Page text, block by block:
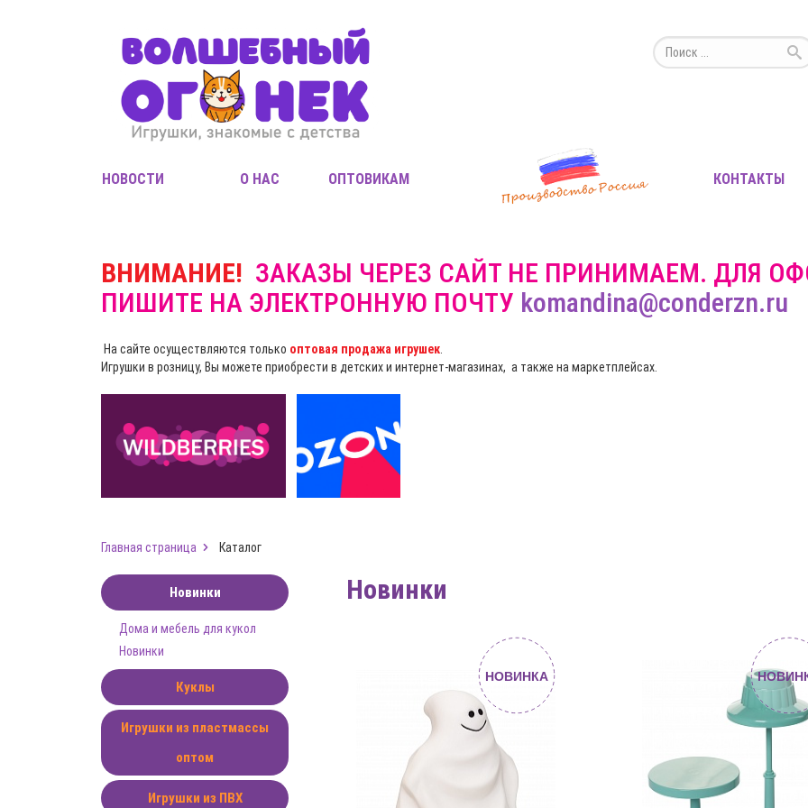
НОВОСТИ О НАС ОПТОВИКАМ КОНТАКТЫ
ВНИМАНИЕ! ЗАКАЗЫ ЧЕРЕЗ САЙТ НЕ ПРИНИМАЕМ. ДЛЯ
ПИШИТЕ НА ЭЛЕКТРОННУЮ ПОЧТУ komandina@conderzn.ru
На сайте осуществляются только оптовая продажа игрушек
Игрушки в розницу, Вы можете приобрести в детских и интернет-магазинах, а также на маркетплейсах.
Главная страница Каталог
Новинки
Дома и мебель для кукол
Новинки
Куклы
Игрушки из пластмассы
оптом
Игрушки из ПВХ
Новинки
НОВИНКА